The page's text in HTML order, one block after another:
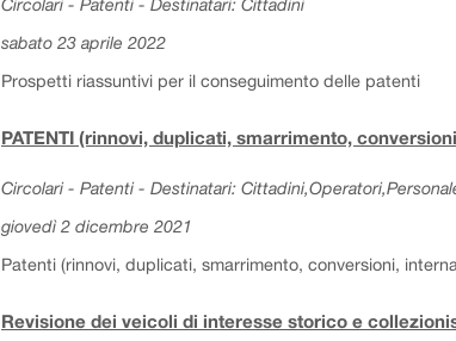
sabato 23 aprile 2022
Prospetti riassuntivi per il conseguimento delle patenti
PATENTI (rinnovi, duplicati, smarrimento,
Circolari - Patenti - Destinatari:
giovedì 2 dicembre 2021
Patenti (rinnovi, duplicati, smarrimento, conversioni,
Revisione dei veicoli di interesse storico e